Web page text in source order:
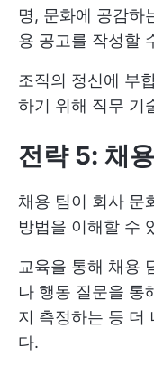
명, 문화에 공감하
용 공고를 작성할
조직의 정신에 부
하기 위해 직무 기
전략 5: 채
채용 팀이 회사 문
방법을 이해할 수
교육을 통해 채용
나 행동 질문을 통
지 측정하는 등 더
다.